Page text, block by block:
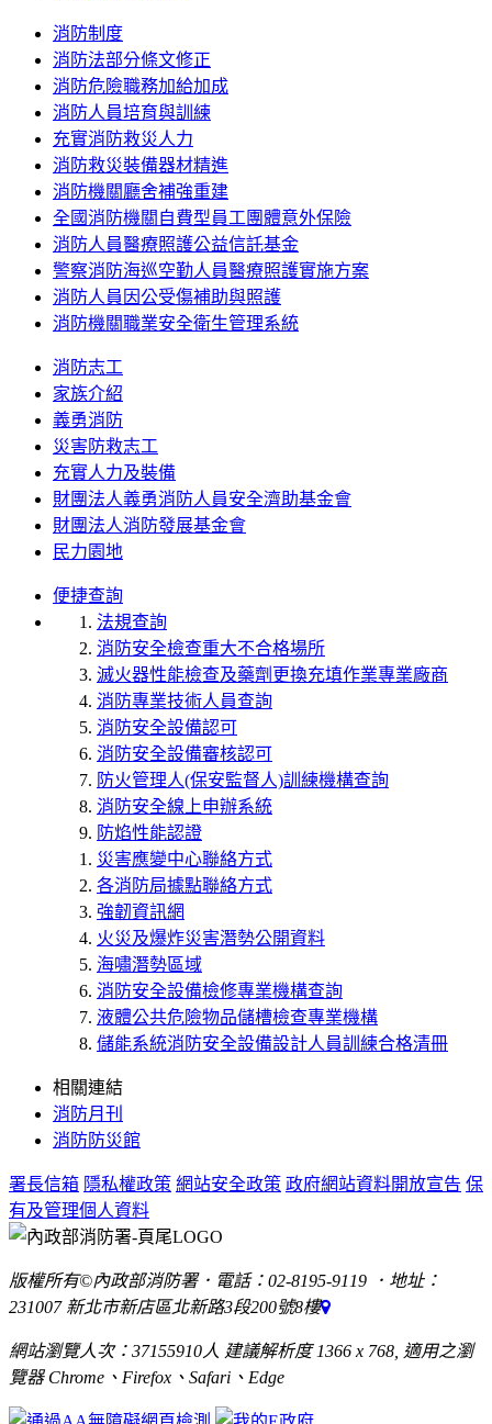
消防制度
消防法部分條文修正
消防危險職務加給加成
消防人員培育與訓練
充實消防救災人力
消防救災裝備器材精進
消防機關廳舍補強重建
全國消防機關自費型員工團體意外保險
消防人員醫療照護公益信託基金
警察消防海巡空勤人員醫療照護實施方案
消防人員因公受傷補助與照護
消防機關職業安全衛生管理系統
消防志工
家族介紹
義勇消防
災害防救志工
充實人力及裝備
財團法人義勇消防人員安全濟助基金會
財團法人消防發展基金會
民力園地
便捷查詢
法規查詢
消防安全檢查重大不合格場所
滅火器性能檢查及藥劑更換充填作業專業廠商
消防專業技術人員查詢
消防安全設備認可
消防安全設備審核認可
防火管理人(保安監督人)訓練機構查詢
消防安全線上申辦系統
防焰性能認證
災害應變中心聯絡方式
各消防局據點聯絡方式
強韌資訊網
火災及爆炸災害潛勢公開資料
海嘯潛勢區域
消防安全設備檢修專業機構查詢
液體公共危險物品儲槽檢查專業機構
儲能系統消防安全設備設計人員訓練合格清冊
相關連結
消防月刊
消防防災館
署長信箱 隱私權政策 網站安全政策 政府網站資料開放宣告 保
有及管理個人資料
版權所有©內政部消防署．電話：02-8195-9119 ．地址：
231007 新北市新店區北新路3段200號8樓
網站瀏覽人次：37155910人 建議解析度 1366 x 768, 適用之瀏
覽器 Chrome、Firefox、Safari、Edge